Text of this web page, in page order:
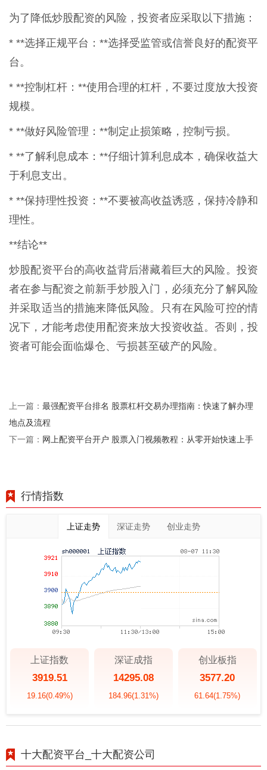
为了降低炒股配资的风险，投资者应采取以下措施：
* **选择正规平台：**选择受监管或信誉良好的配资平
台。
* **控制杠杆：**使用合理的杠杆，不要过度放大投资
规模。
* **做好风险管理：**制定止损策略，控制亏损。
* **了解利息成本：**仔细计算利息成本，确保收益大
于利息支出。
* **保持理性投资：**不要被高收益诱惑，保持冷静和
理性。
**结论**
炒股配资平台的高收益背后潜藏着巨大的风险。投资
者在参与配资之前新手炒股入门，必须充分了解风险
并采取适当的措施来降低风险。只有在风险可控的情
况下，才能考虑使用配资来放大投资收益。否则，投
资者可能会面临爆仓、亏损甚至破产的风险。
上一篇： 最强配资平台排名 股票杠杆交易办理指南：快速了解办理
地点及流程
下一篇： 网上配资平台开户 股票入门视频教程：从零开始快速上手
行情指数
上证走势 深证走势 创业走势
上证指数
3919.51
19.16(0.49%)
深证成指
14295.08
184.96(1.31%)
创业板指
3577.20
61.64(1.75%)
十大配资平台_十大配资公司